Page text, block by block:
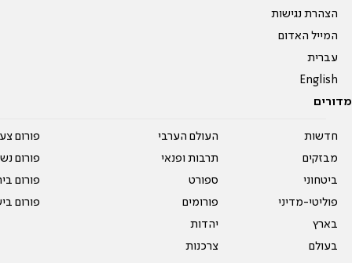
הצהרת נגישות
המייל האדום
עברית
English
מדורים
חדשות
מבזקים
ביטחוני
פוליטי-מדיני
בארץ
בעולם
העולם הערבי
תרבות ופנאי
ספורט
פורומים
יהדות
צרכנות
פורום
פורום
פורום
פורום